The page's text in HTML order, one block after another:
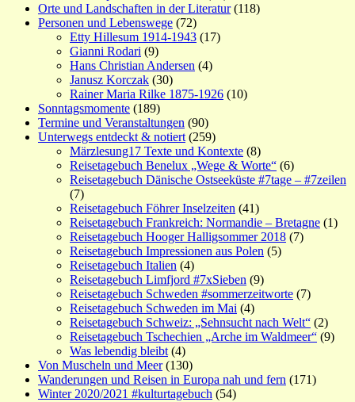
Orte und Landschaften in der Literatur(118)
Personen und Lebenswege (72)
Etty Hillesum 1914-1943 (17)
Gianni Rodari (9)
Hans Christian Andersen (4)
Janusz Korczak (30)
Rainer Maria Rilke 1875-1926 (10)
Sonntagsmomente (189)
Termine und Veranstaltungen (90)
Unterwegs entdeckt & notiert (259)
Märzlesung17 Texte und Kontexte (8)
Reisetagebuch Benelux „Wege & Worte“ (6)
Reisetagebuch Dänische Ostseeküste #7tage – #7zeilen
(7)
Reisetagebuch Föhrer Inselzeiten (41)
Reisetagebuch Frankreich: Normandie – Bretagne (1)
Reisetagebuch Hooger Halligsommer 2018 (7)
Reisetagebuch Impressionen aus Polen (5)
Reisetagebuch Italien (4)
Reisetagebuch Limfjord #7xSieben (9)
Reisetagebuch Schweden #sommerzeitworte (7)
Reisetagebuch Schweden im Mai (4)
Reisetagebuch Schweiz: „Sehnsucht nach Welt“ (2)
Reisetagebuch Tschechien „Arche im Waldmeer“ (9)
Was lebendig bleibt (4)
Von Muscheln und Meer(130)
Wanderungen und Reisen in Europa nah und fern (171)
Winter 2020/2021 #kulturtagebuch (54)